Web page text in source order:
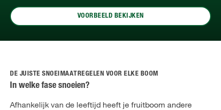
VOORBEELD BEKIJKEN
DE JUISTE SNOEIMAATREGELEN VOOR ELKE BOOM
In welke fase snoeien?
Afhankelijk van de leeftijd heeft je fruitboom andere